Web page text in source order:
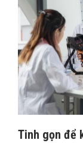
Tinh gọn để